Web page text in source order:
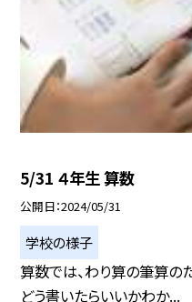
5/31 ４年生 算数
公開日 2024/05/31
学校の様子
算数では、わり算の筆算の
どう書いたらいいかわか...